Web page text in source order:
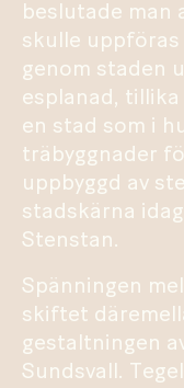
beslutade man
skulle
genom staden
esplanad,
en stad som i
träbyggnader
uppbyggd av
stadskärna
Stenstan.
Spänningen
skiftet
gestaltningen
Sundsvall.